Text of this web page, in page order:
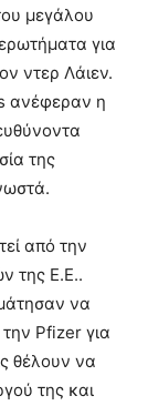
μεγάλου
για
ντερ Λάιεν.
ανέφεραν η
της
από την
της Ε.Ε..
να
Pfizer για
θέλουν να
της και